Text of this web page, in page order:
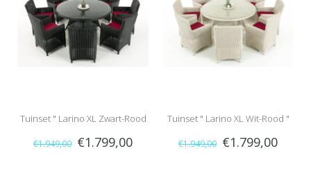
Tuinset " Larino XL Zwart-Rood
"
€1.949,00 €1.799,00
Tuinset " Larino XL Wit-Rood "
€1.949,00 €1.799,00